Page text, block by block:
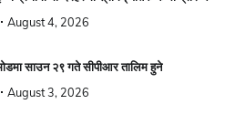
August 4, 2026
साउन २९ गते सीपीआर तालिम हुने
August 3, 2026